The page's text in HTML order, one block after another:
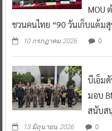
MOU
ชวนคนไทย “90 วันเก็บแต้ม
10 กรกฎาคม 2026 0
บีเอ็ม
มอบ
สนับส
13 มิถุนายน 2026 0